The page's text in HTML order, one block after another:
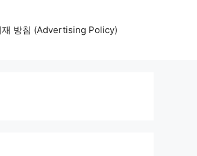
재 방침 (Advertising Policy)